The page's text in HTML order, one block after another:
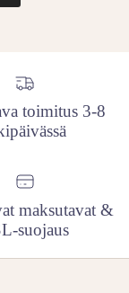
toimitus 3-8
maksutavat &
suojaus